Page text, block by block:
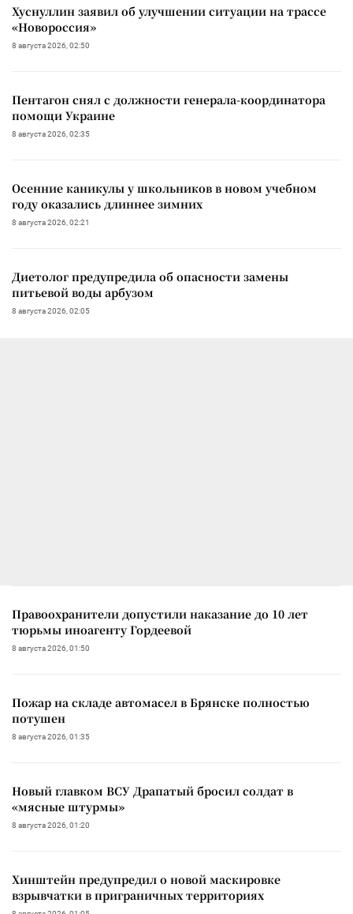
Хуснуллин заявил об улучшении ситуации на трассе
«Новороссия»
8 августа 2026, 02:50
Пентагон снял с должности генерала-координатора
помощи Украине
8 августа 2026, 02:35
Осенние каникулы у школьников в новом учебном
году оказались длиннее зимних
8 августа 2026, 02:21
Диетолог предупредила об опасности замены
питьевой воды арбузом
8 августа 2026, 02:05
Правоохранители допустили наказание до 10 лет
тюрьмы иноагенту Гордеевой
8 августа 2026, 01:50
Пожар на складе автомасел в Брянске полностью
потушен
8 августа 2026, 01:35
Новый главком ВСУ Драпатый бросил солдат в
«мясные штурмы»
8 августа 2026, 01:20
Хинштейн предупредил о новой маскировке
взрывчатки в приграничных территориях